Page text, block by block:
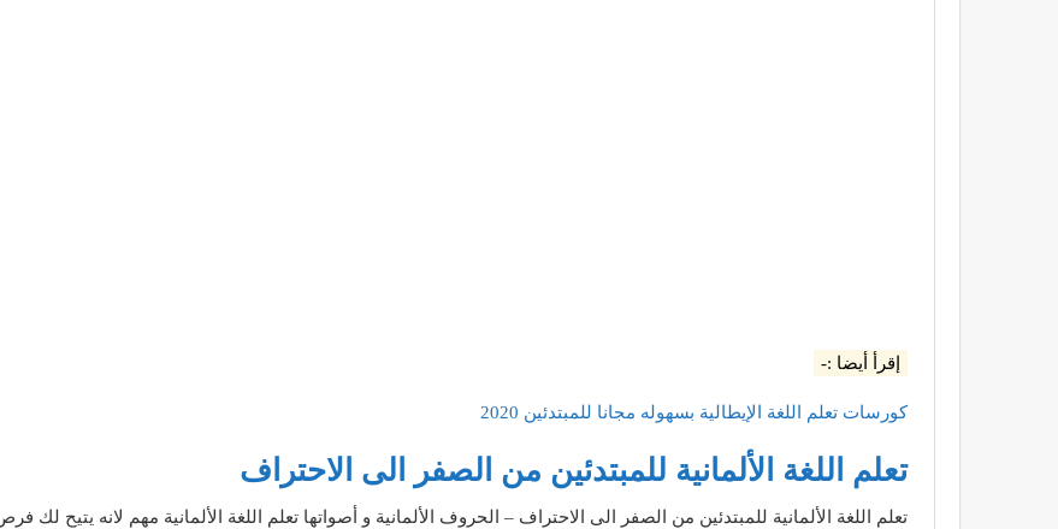
إقرأ أيضا :-
كورسات تعلم اللغة الإيطالية بسهوله مجانا للمبتدئين 2020
تعلم اللغة الألمانية للمبتدئين من الصفر الى الاحتراف
تعلم اللغة الألمانية للمبتدئين من الصفر الى الاحتراف – الحروف الألمانية و أصواتها تعلم اللغة الألمانية مهم لانه يتيح